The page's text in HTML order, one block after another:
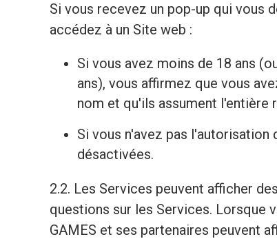
Si vous recevez un pop-up qui vous
accédez à un Site web :
Si vous avez moins de 18 ans
ans), vous affirmez que vous
nom et qu'ils assument l'entière
Si vous n'avez pas
désactivées.
2.2. Les Services peuvent afficher
questions sur les Services. Lorsque
GAMES et ses partenaires peuvent